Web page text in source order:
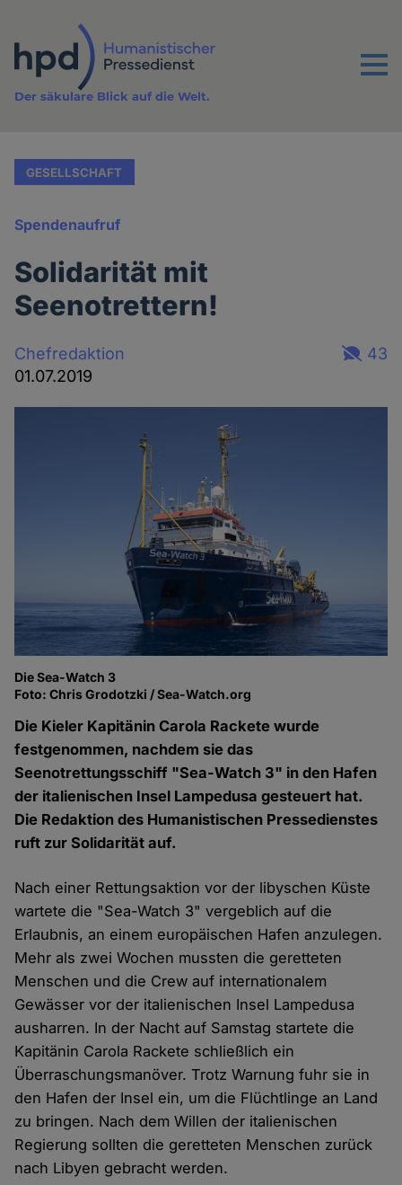
Inhalt
Menu
Der säkulare Blick auf die Welt.
GESELLSCHAFT
Spendenaufruf
Solidarität mit
Seenotrettern!
Chefredaktion
01.07.2019
43
Die Sea-Watch 3
Foto: Chris Grodotzki / Sea-Watch.org
Die Kieler Kapitänin Carola Rackete wurde
festgenommen, nachdem sie das
Seenotrettungsschiff "Sea-Watch 3" in den Hafen
der italienischen Insel Lampedusa gesteuert hat.
Die Redaktion des Humanistischen Pressedienstes
ruft zur Solidarität auf.
Nach einer Rettungsaktion vor der libyschen Küste
wartete die "Sea-Watch 3" vergeblich auf die
Erlaubnis, an einem europäischen Hafen anzulegen.
Mehr als zwei Wochen mussten die geretteten
Menschen und die Crew auf internationalem
Gewässer vor der italienischen Insel Lampedusa
ausharren. In der Nacht auf Samstag startete die
Kapitänin Carola Rackete schließlich ein
Überraschungsmanöver. Trotz Warnung fuhr sie in
den Hafen der Insel ein, um die Flüchtlinge an Land
zu bringen. Nach dem Willen der italienischen
Regierung sollten die geretteten Menschen zurück
nach Libyen gebracht werden.